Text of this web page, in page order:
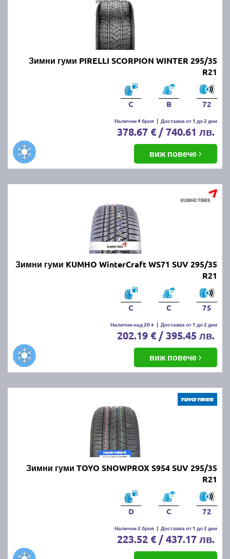
Зимни гуми PIRELLI SCORPION WINTER 295/35
R21
C B 72
Налични 4 броя | Доставка от 1 до 2 дни
378.67 € / 740.61 лв.
виж повече
Зимни гуми KUMHO WinterCraft WS71 SUV 295/35
R21
C C 75
Налични над 20 + | Доставка от 1 до 2 дни
202.19 € / 395.45 лв.
виж повече
Зимни гуми TOYO SNOWPROX S954 SUV 295/35
R21
D C 72
Налични 2 броя | Доставка от 1 до 2 дни
223.52 € / 437.17 лв.